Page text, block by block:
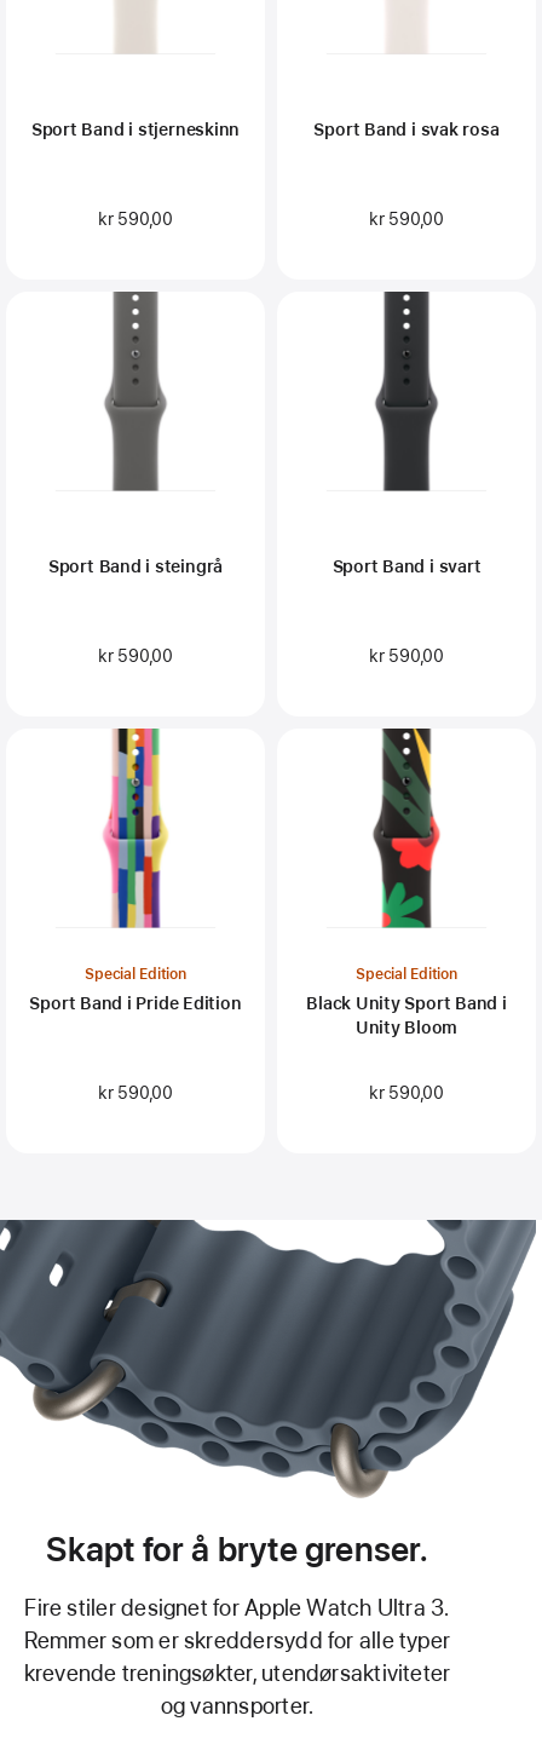
Sport Band i stjerneskinn
kr 590,00
Sport Band i svak rosa
kr 590,00
Sport Band i steingrå
kr 590,00
Sport Band i svart
kr 590,00
Special Edition
Sport Band i Pride Edition
kr 590,00
Special Edition
Black Unity Sport Band i
Unity Bloom
kr 590,00
Skapt for å bryte grenser.
Fire stiler designet for Apple Watch Ultra 3.
Remmer som er skreddersydd for alle typer
krevende treningsøkter, utendørsaktiviteter
og vannsporter.